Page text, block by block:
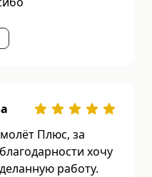
Плюс, за
хочу
работу.